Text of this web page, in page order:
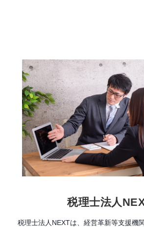
税理士法人
税理士法人NEXTは、経営革新等支援機